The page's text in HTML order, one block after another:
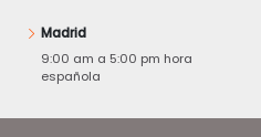
Madrid
9:00 am a 5:00 pm hora
española